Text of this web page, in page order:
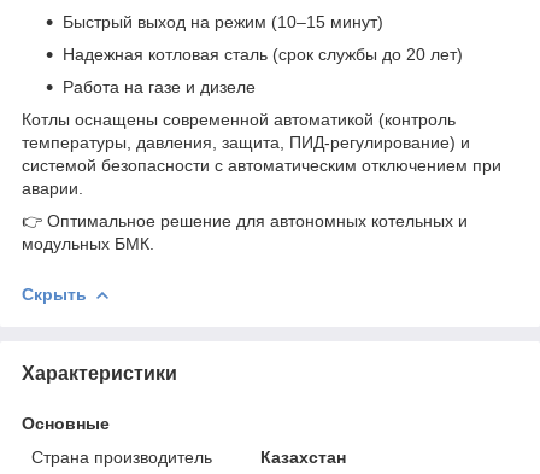
Быстрый выход на режим (10–15 минут)
Надежная котловая сталь (срок службы до 20 лет)
Работа на газе и дизеле
Котлы оснащены современной автоматикой (контроль
температуры, давления, защита, ПИД-регулирование) и
системой безопасности с автоматическим отключением при
аварии.
👉 Оптимальное решение для автономных котельных и
модульных БМК.
Скрыть
Характеристики
Основные
Страна производитель
Казахстан